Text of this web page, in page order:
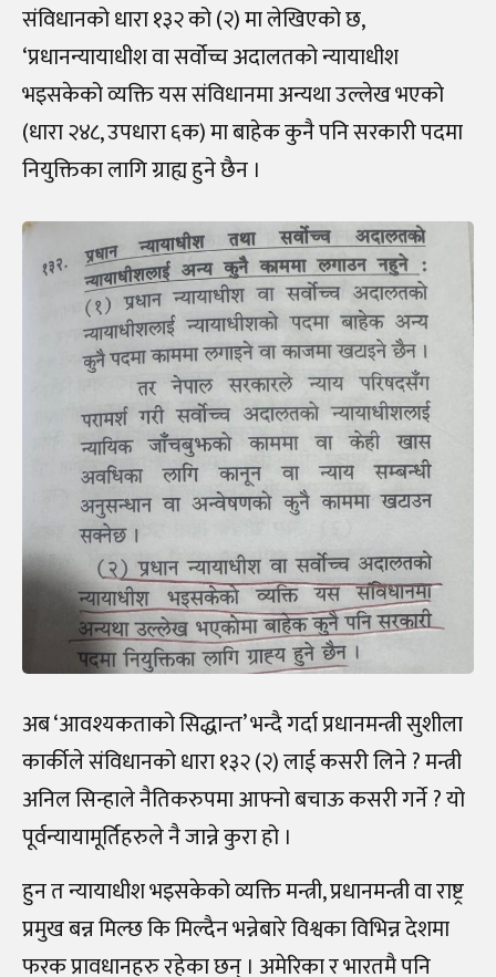
संविधानको धारा १३२ को (२) मा लेखिएको छ,
‘प्रधानन्यायाधीश वा सर्वोच्च अदालतको न्यायाधीश
भइसकेको व्यक्ति यस संविधानमा अन्यथा उल्लेख भएको
(धारा २४८, उपधारा ६क) मा बाहेक कुनै पनि सरकारी पदमा
नियुक्तिका लागि ग्राह्य हुने छैन ।
अब ‘आवश्यकताको सिद्धान्त’ भन्दै गर्दा प्रधानमन्त्री सुशीला
कार्कीले संविधानको धारा १३२ (२) लाई कसरी लिने ? मन्त्री
अनिल सिन्हाले नैतिकरुपमा आफ्नो बचाऊ कसरी गर्ने ? यो
पूर्वन्यायामूर्तिहरुले नै जान्ने कुरा हो ।
हुन त न्यायाधीश भइसकेको व्यक्ति मन्त्री, प्रधानमन्त्री वा राष्ट्र
प्रमुख बन्न मिल्छ कि मिल्दैन भन्नेबारे विश्वका विभिन्न देशमा
फरक प्रावधानहरु रहेका छन् । अमेरिका र भारतमै पनि